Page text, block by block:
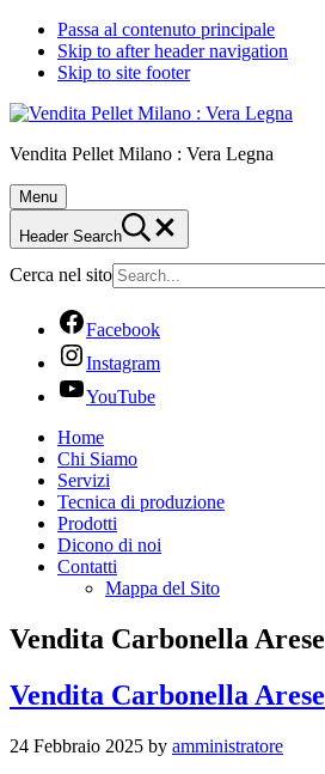
Passa al contenuto principale
Skip to after header navigation
Skip to site footer
Vendita Pellet Milano : Vera Legna
Menu
Header Search
Cerca nel sito
Facebook
Instagram
YouTube
Home
Chi Siamo
Servizi
Tecnica di produzione
Prodotti
Dicono di noi
Contatti
Mappa del Sito
Vendita Carbonella Arese
Vendita Carbonella Arese
24 Febbraio 2025 by amministratore